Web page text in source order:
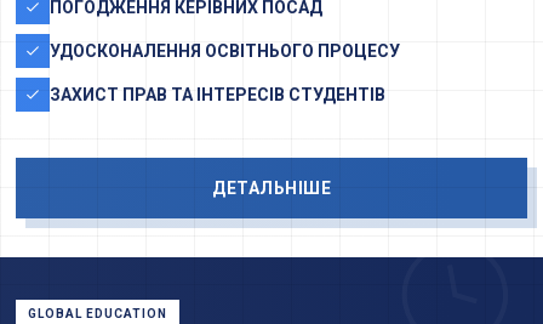
ПОГОДЖЕННЯ КЕРІВНИХ ПОСАД
УДОСКОНАЛЕННЯ ОСВІТНЬОГО ПРОЦЕСУ
ЗАХИСТ ПРАВ ТА ІНТЕРЕСІВ СТУДЕНТІВ
ДЕТАЛЬНІШЕ